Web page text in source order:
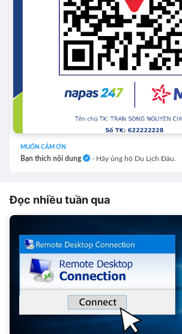
MUỐN CẢM ƠN
Bạn thích nội dung - Hãy ủng hộ Du Lịch Đâu.
Đọc nhiều tuần qua